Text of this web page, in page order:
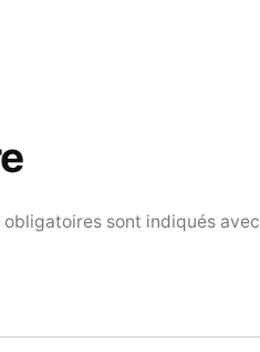
obligatoires sont indiqués avec